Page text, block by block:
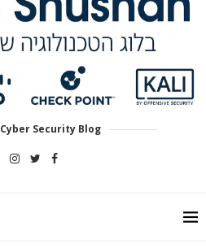
Cyber Security Blog משנת 2013